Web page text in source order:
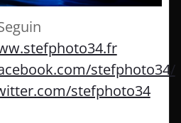
stefphoto34/
stefphoto34